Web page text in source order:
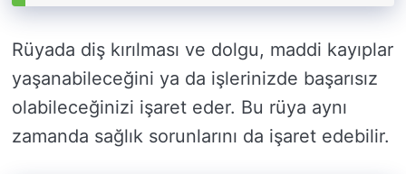
Rüyada diş kırılması ve dolgu, maddi kayıplar
yaşanabileceğini ya da işlerinizde başarısız
olabileceğinizi işaret eder. Bu rüya aynı
zamanda sağlık sorunlarını da işaret edebilir.